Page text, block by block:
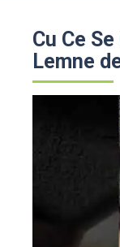
Cu Ce
Lemne